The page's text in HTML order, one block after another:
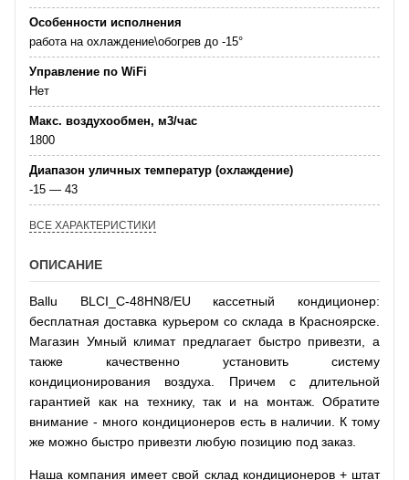
Особенности исполнения
работа на охлаждение\обогрев до -15°
Управление по WiFi
Нет
Макс. воздухообмен, м3/час
1800
Диапазон уличных температур (охлаждение)
-15 — 43
ВСЕ ХАРАКТЕРИСТИКИ
ОПИСАНИЕ
Ballu BLCI_C-48HN8/EU кассетный кондиционер:
бесплатная доставка курьером со склада в Красноярске.
Магазин Умный климат предлагает быстро привезти, а
также качественно установить систему
кондиционирования воздуха. Причем с длительной
гарантией как на технику, так и на монтаж. Обратите
внимание - много кондиционеров есть в наличии. К тому
же можно быстро привезти любую позицию под заказ.
Наша компания имеет свой склад кондиционеров + штат